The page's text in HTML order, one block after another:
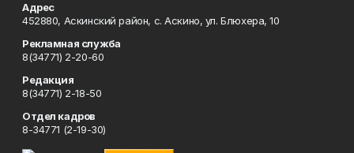
Адрес
452880, Аскинский район, с. Аскино, ул. Блюхера, 10
Рекламная служба
8(34771) 2-20-60
Редакция
8(34771) 2-18-50
Отдел кадров
8-34771 (2-19-30)